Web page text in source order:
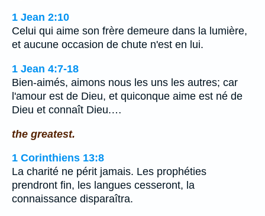
1 Jean 2:10
Celui qui aime son frère demeure dans la lumière,
et aucune occasion de chute n'est en lui.
1 Jean 4:7-18
Bien-aimés, aimons nous les uns les autres; car
l'amour est de Dieu, et quiconque aime est né de
Dieu et connaît Dieu.…
the greatest.
1 Corinthiens 13:8
La charité ne périt jamais. Les prophéties
prendront fin, les langues cesseront, la
connaissance disparaîtra.